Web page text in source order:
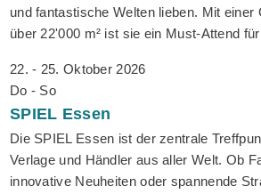
und fantastische Welten lieben. Mit
über 22'000 m² ist sie ein Must-Attend
22. - 25. Oktober 2026
Do - So
SPIEL Essen
Die SPIEL Essen ist der zentrale
Verlage und Händler aus aller Welt. Ob
innovative Neuheiten oder spannende